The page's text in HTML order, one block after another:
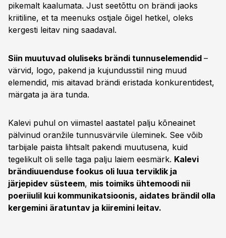
pikemalt kaalumata. Just seetõttu on brändi jaoks
kriitiline, et ta meenuks ostjale õigel hetkel, oleks
kergesti leitav ning saadaval.
Siin muutuvad oluliseks brändi tunnuselemendid –
värvid, logo, pakend ja kujundusstiil ning muud
elemendid, mis aitavad brändi eristada konkurentidest,
märgata ja ära tunda.
Kalevi puhul on viimastel aastatel palju kõneainet
pälvinud oranžile tunnusvärvile üleminek. See võib
tarbijale paista lihtsalt pakendi muutusena, kuid
tegelikult oli selle taga palju laiem eesmärk. Kalevi
brändiuuenduse fookus oli luua terviklik ja
järjepidev süsteem, mis toimiks ühtemoodi nii
poeriiulil kui kommunikatsioonis, aidates brändil olla
kergemini äratuntav ja kiiremini leitav.